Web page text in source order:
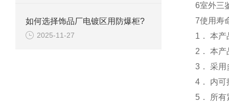
如何选择饰品厂电镀区用防爆柜?
2025-11-27
6室外三
7使用寿
1． 本
2． 本
3． 采用
4． 内可
5． 所